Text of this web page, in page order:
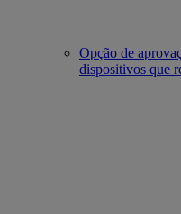
Opção de
dispositivos que